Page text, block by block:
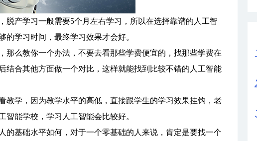
产学习一般需要5个月左右学习，所以在选择靠谱的人工智
学习时间，最终学习效果才会好。
么教你一个办法，不要去看那些学费便宜的，找那些学费在
结合其他方面做一个对比，这样就能找到比较不错的人工智能
学，因为教学水平的高低，直接跟学生的学习效果挂钩，老
能学校，学习人工智能会比较好。
基础水平如何，对于一个零基础的人来说，肯定是要找一个